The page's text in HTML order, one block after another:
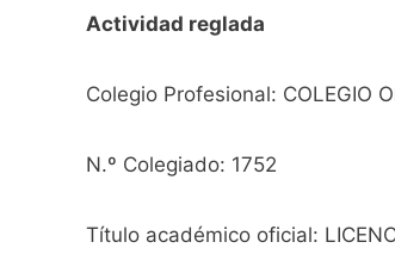
Actividad reglada
Colegio Profesional: COLEGIO
N.º Colegiado: 1752
Título académico oficial: